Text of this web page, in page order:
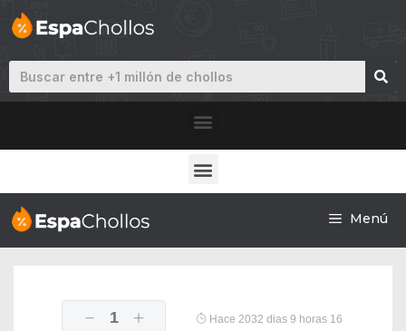
Menú
1
Hace 2032 dias 9 horas 16